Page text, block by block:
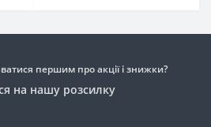
першим про акції і знижки?
на нашу розсилку